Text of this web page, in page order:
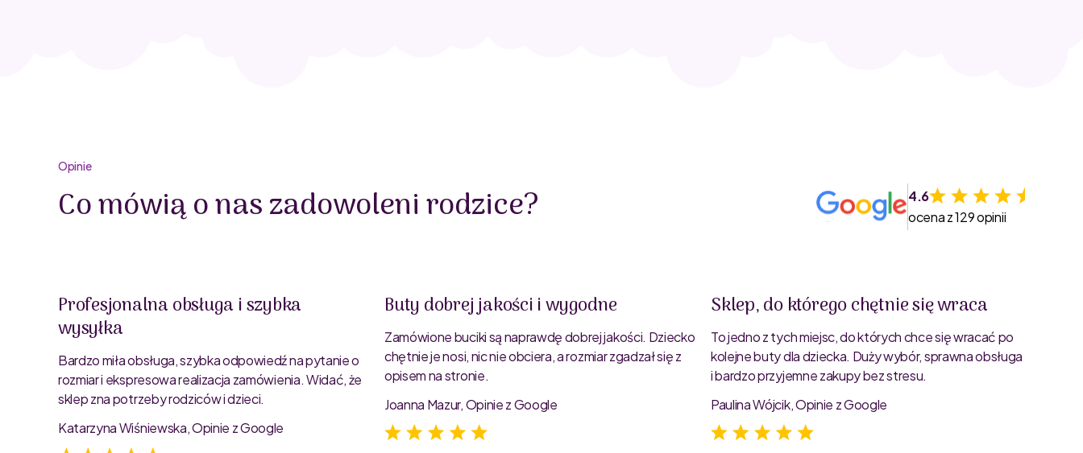
Opinie
Co mówią o nas zadowoleni rodzice?
4.6
ocena z 129 opinii
Profesjonalna obsługa i szybka
wysyłka
Bardzo miła obsługa, szybka odpowiedź na pytanie o
rozmiar i ekspresowa realizacja zamówienia. Widać, że
sklep zna potrzeby rodziców i dzieci.
Katarzyna Wiśniewska, Opinie z Google
Buty dobrej jakości i wygodne
Zamówione buciki są naprawdę dobrej jakości. Dziecko
chętnie je nosi, nic nie obciera, a rozmiar zgadzał się z
opisem na stronie.
Joanna Mazur, Opinie z Google
Sklep, do którego chętnie się wraca
To jedno z tych miejsc, do których chce się wracać po
kolejne buty dla dziecka. Duży wybór, sprawna obsługa
i bardzo przyjemne zakupy bez stresu.
Paulina Wójcik, Opinie z Google